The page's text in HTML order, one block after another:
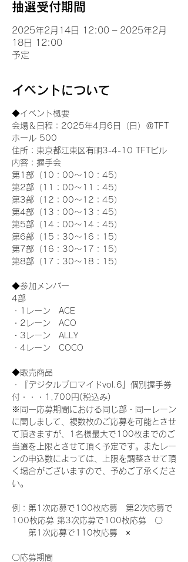
抽選受付期間
2025年2月14日 12:00 – 2025年2月
18日 12:00
予定
イベントについて
◆イベント概要
会場＆日程：2025年4月6日（日）＠TFT
ホール 500
住所：東京都江東区有明3-4-10 TFTビル
内容：握手会
第1部（10：00～10：45）
第2部（11：00～11：45）
第3部（12：00～12：45）
第4部（13：00～13：45）
第5部（14：00～14：45）
第6部（15：30～16：15）
第7部（16：30～17：15）
第8部（17：30～18：15）
◆参加メンバー
4部
・1レーン　ACE
・2レーン　ACO
・3レーン　ALLY
・4レーン　COCO
◆販売商品
・『デジタルブロマイドvol.6』個別握手券
付・・・1,700円(税込み)
※同一応募期間における同じ部・同一レーン
に関しまして、複数枚のご応募を可能とさせ
て頂きますが、1名様最大で100枚までのご
当選を上限とさせて頂く予定です。またレー
ンの申込数によっては、上限を調整させて頂
く場合がございますので、予めご了承くださ
い。
例：第1次応募で100枚応募　第2次応募で
100枚応募 第3次応募で100枚応募　〇
第1次応募で110枚応募　×
〇応募期間